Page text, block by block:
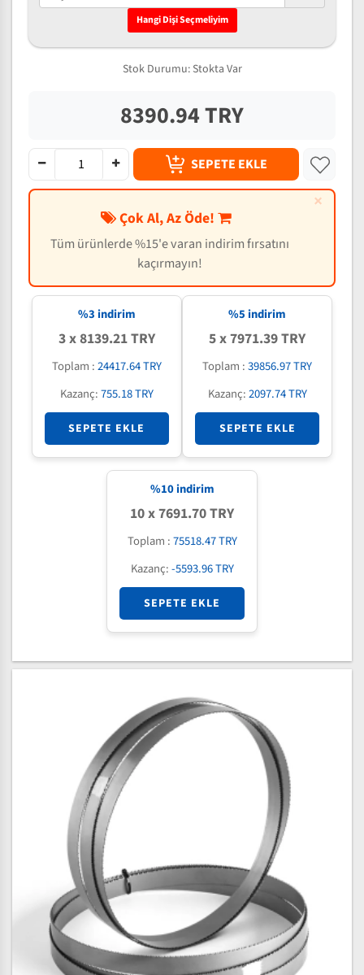
Hangi Dişi Seçmeliyim
Stok Durumu: Stokta Var
8390.94 TRY
SEPETE EKLE
×
Çok Al, Az Öde!
Tüm ürünlerde %15'e varan indirim fırsatını
kaçırmayın!
%3 indirim
3 x 8139.21 TRY
Toplam :24417.64 TRY
Kazanç:755.18 TRY
SEPETE EKLE
%5 indirim
5 x 7971.39 TRY
Toplam :39856.97 TRY
Kazanç:2097.74 TRY
SEPETE EKLE
%10indirim
10 x 7691.70 TRY
Toplam :75518.47 TRY
Kazanç:-5593.96 TRY
SEPETE EKLE